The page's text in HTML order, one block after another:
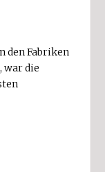
den Fabriken
war die